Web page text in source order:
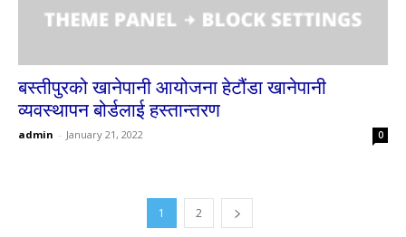
बस्तीपुरको खानेपानी आयोजना हेटौंडा खानेपानी
व्यवस्थापन बोर्डलाई हस्तान्तरण
admin - January 21, 2022 0
1 2